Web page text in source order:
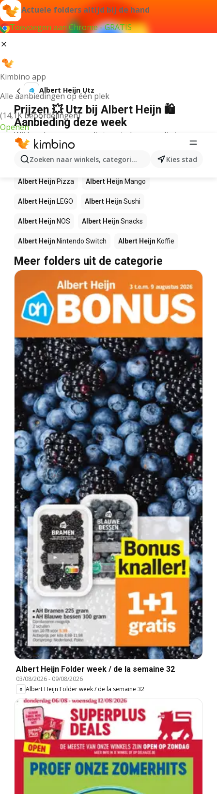
Actuele folders altijd bij de hand
Toevoegen aan Chrome - GRATIS
Kimbino app
Alle aanbiedingen op één plek
(14,1K beoordelingen)
Openen
Zoeken naar winkels, categorieën, producten...
Kies stad
Albert Heijn Utz
Prijzen 💥 Utz bij Albert Heijn 🛍️
Aanbieding deze week
Wij konden geen resultaten vinden voor die term.
Andere producten in winkels Albert
Heijn
Albert Heijn Pizza Albert Heijn Mango
Albert Heijn LEGO Albert Heijn Sushi
Albert Heijn NOS Albert Heijn Snacks
Albert Heijn Nintendo Switch Albert Heijn Koffie
Meer folders uit de categorie
Albert Heijn Folder week / de la semaine 32
03/08/2026- 09/08/2026
Albert Heijn Folder week / de la semaine 32